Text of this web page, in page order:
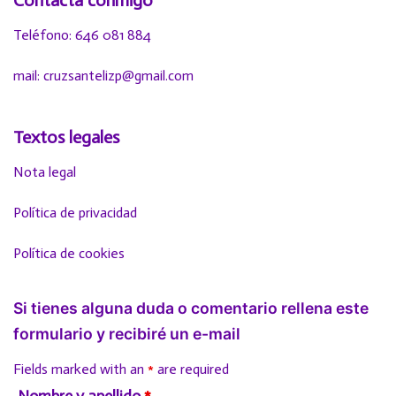
Teléfono: 646 081 884
mail: cruzsantelizp@gmail.com
Textos legales
Nota legal
Política de privacidad
Política de cookies
Si tienes alguna duda o comentario rellena este
formulario y recibiré un e-mail
Fields marked with an * are required